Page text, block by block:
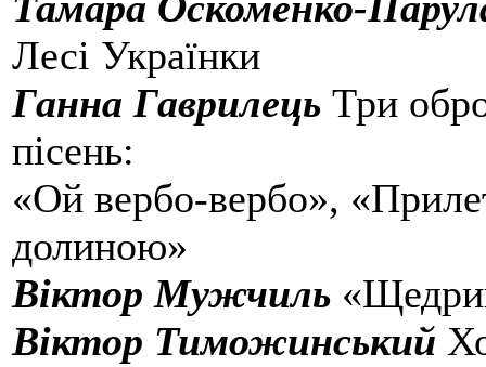
Лесі Українки
Ганна Гаврилець Три
пісень:
«Ой вербо-вербо»,
долиною»
Віктор Мужчиль
Віктор Тиможинський